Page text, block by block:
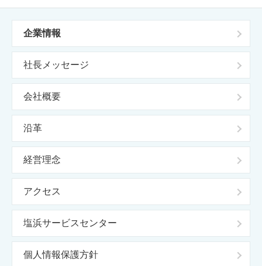
企業情報
社長メッセージ
会社概要
沿革
経営理念
アクセス
塩浜サービスセンター
個人情報保護方針